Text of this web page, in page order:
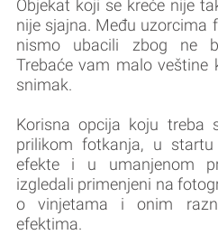
Objekat koji se kreće nije
nije sjajna. Među uzorcima
nismo ubacili zbog ne
Trebaće vam malo veštine
snimak.
Korisna opcija koju treba
prilikom fotkanja, u
efekte i u umanjenom
izgledali primenjeni na
o vinjetama i onim
efektima.